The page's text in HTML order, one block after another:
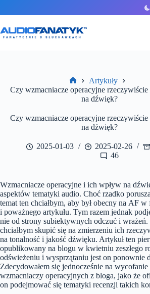
Strona
główna
Artykuły
Czy wzmacniacze operacyjne rzeczywiście
na dźwięk?
Czy wzmacniacze operacyjne rzeczywiście
na dźwięk?
2025-01-03 2025-02-26
46
Wzmacniacze operacyjne i ich wpływ na
aspektów tematyki audio. Choć rzadko
temat ten chciałbym, aby był obecny na AF w
i poważnego artykułu. Tym razem jednak
nie od strony subiektywnych odczuć i wrażeń.
chciałbym skupić się na zmierzeniu ich
na tonalność i jakość dźwięku. Artykuł ten
opublikowany na blogu w kwietniu zeszłego
odświeżeniu i wysprzątaniu jest on ponownie
Zdecydowałem się jednocześnie na
wzmacniaczy operacyjnych z bloga, jako że
on podejmować się tematyki recenzji takich